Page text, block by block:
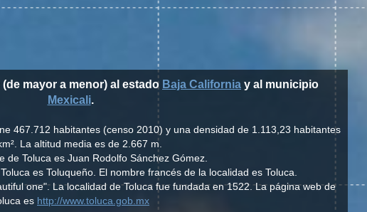
mayor a menor) al estado Baja California y al municipio
Mexicali.
467.712 habitantes (censo 2010) y una densidad de 1.113,23 habitantes
La altitud media es de 2.667 m.
de Toluca es Juan Rodolfo Sánchez Gómez.
es Toluqueño. El nombre francés de la localidad es Toluca.
one". La localidad de Toluca fue fundada en 1522. La página web de
es http://www.toluca.gob.mx